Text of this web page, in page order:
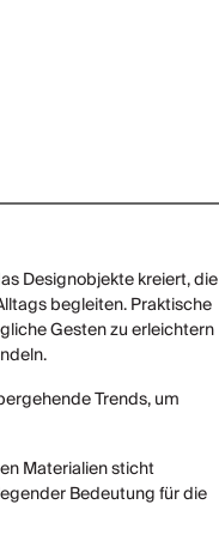
Designobjekte kreiert, die
begleiten. Praktische
Gesten zu erleichtern
Trends, um
Materialien sticht
Bedeutung für die